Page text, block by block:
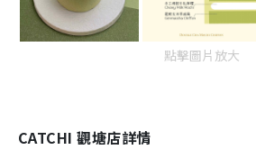
點擊圖片放大
CATCHI 觀塘店詳情